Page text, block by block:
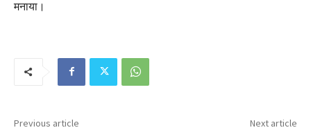
मनाया।
Previous article Next article